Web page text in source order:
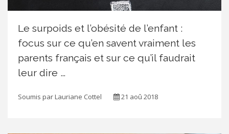
Le surpoids et l’obésité de l’enfant :
focus sur ce qu’en savent vraiment les
parents français et sur ce qu’il faudrait
leur dire …
Soumis parLauriane Cottel 21 aoû 2018